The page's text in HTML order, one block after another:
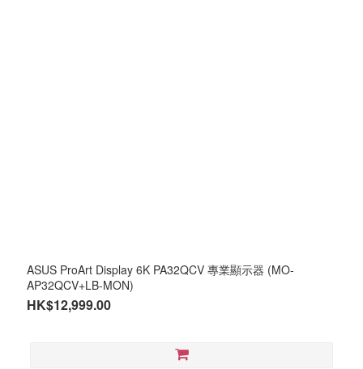
ASUS ProArt Display 6K PA32QCV 專業顯示器 (MO-
AP32QCV+LB-MON)
HK$12,999.00